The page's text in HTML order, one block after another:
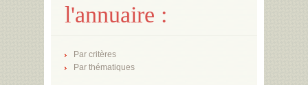
l'annuaire :
Par critères
Par thématiques